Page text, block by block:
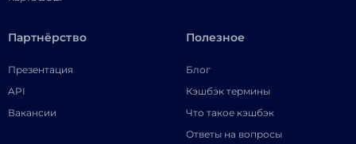
Партнёрство
Презентация
API
Вакансии
Полезное
Блог
Кэшбэк термины
Что такое кэшбэк
Ответы на вопросы